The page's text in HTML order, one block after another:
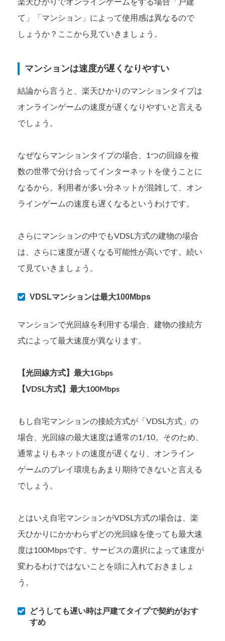
楽天ひかりでオンラインゲームをする場合「戸建
て」「マンション」によって使用感は異なるので
しょうか？ここから見ていきましょう。
マンションは速度が遅くなりやすい
結論から言うと、楽天ひかりのマンションタイプは
オンラインゲームの速度が遅くなりやすいと言える
でしょう。
なぜならマンションタイプの場合、1つの回線を複
数の世帯で分け合ってインターネットを使うことに
なるから。利用者が多い分ネットが混雑して、オン
ラインゲームの速度も遅くなるというわけです。
さらにマンションの中でもVDSL方式の建物の場合
は、さらに速度が遅くなる可能性が高いです。続い
て見ていきましょう。
VDSLマンションは最大100Mbps
マンションで光回線を利用する場合、建物の接続方
式によって最大速度が異なります。
【光回線方式】最大1Gbps
【VDSL方式】最大100Mbps
もし自宅マンションの接続方式が「VDSL方式」の
場合、光回線の最大速度は通常の1/10。そのため、
通常よりもネットの速度が遅くなり、オンライン
ゲームのプレイ環境もあまり期待できないと言える
でしょう。
とはいえ自宅マンションがVDSL方式の場合は、楽
天ひかりにかかわらずどの光回線を使っても最大速
度は100Mbpsです。サービスの選択によって速度が
変わるわけではないことを頭に入れておきましょ
う。
どうしても遅い時は戸建てタイプで契約がおす
すめ